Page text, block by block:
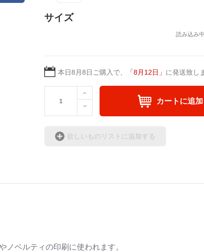
サイズ
本日8月8日 ご購入で、 「8月12日 」 に発送致し
カートに追加
欲しいものリストに追加する
ノベルティの印刷に使われます。